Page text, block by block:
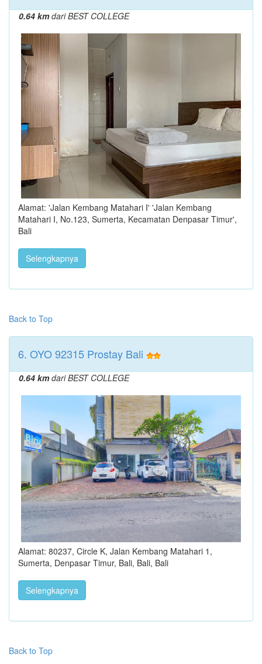
0.64 kmdari BEST COLLEGE
Alamat: 'Jalan Kembang Matahari I' 'Jalan Kembang
Matahari I, No.123, Sumerta, Kecamatan Denpasar Timur',
Bali
Selengkapnya
Back to Top
6. OYO 92315 Prostay Bali
0.64 kmdari BEST COLLEGE
Alamat: 80237, Circle K, Jalan Kembang Matahari 1,
Sumerta, Denpasar Timur, Bali, Bali, Bali
Selengkapnya
Back to Top